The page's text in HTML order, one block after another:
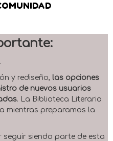
y rediseño, las opciones
de nuevos usuarios
. La Biblioteca Literaria
mientras preparamos la
siendo parte de esta